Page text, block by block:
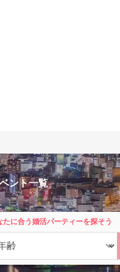
ント一覧
たに合う婚活パーティーを探そう